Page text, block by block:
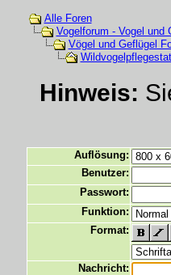
Alle Foren
Vogelforum - Vogel und
Vögel und Geflügel
Hinweis:
Auflösung:
Benutzer:
Passwort:
Funktion:
Format:
Nachricht: